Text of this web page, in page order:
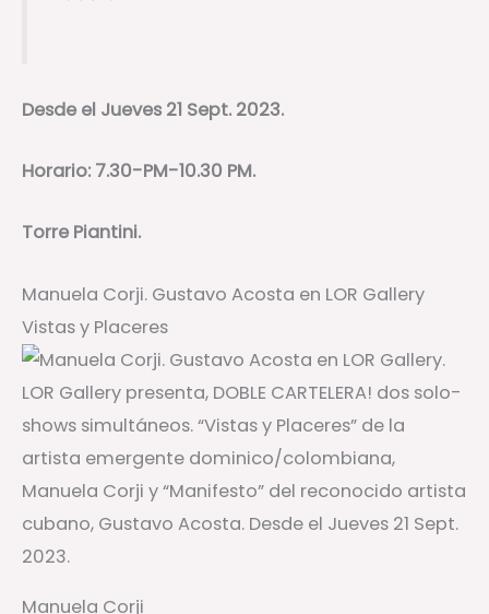
Desde el Jueves 21 Sept. 2023.
Horario: 7.30-PM-10.30 PM.
Torre Piantini.
Manuela Corji. Gustavo Acosta en LOR Gallery
Vistas y Placeres
Manuela Corji